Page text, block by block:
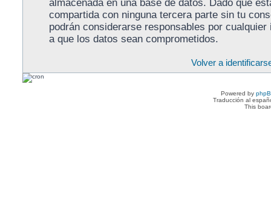
almacenada en una base de datos. Dado que
compartida con ninguna tercera parte sin tu
podrán considerarse responsables por
a que los datos sean comprometidos.
Volver a
Powered by
Traducción al
This